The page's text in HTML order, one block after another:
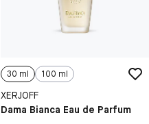
30 ml 100 ml
XERJOFF
Dama Bianca Eau de Parfum